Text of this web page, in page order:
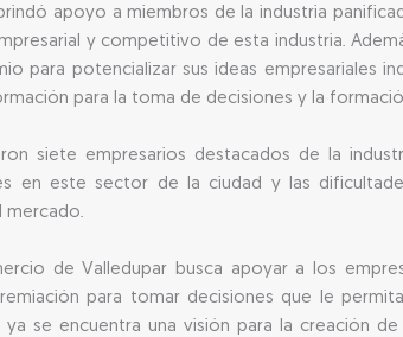
apoyo a miembros de la industria
y competitivo de esta industria.
para potencializar sus ideas empresariales
para la toma de decisiones y la
siete empresarios destacados de la
en este sector de la ciudad y las
mercado.
de Valledupar busca apoyar a los
para tomar decisiones que le
se encuentra una visión para la creación